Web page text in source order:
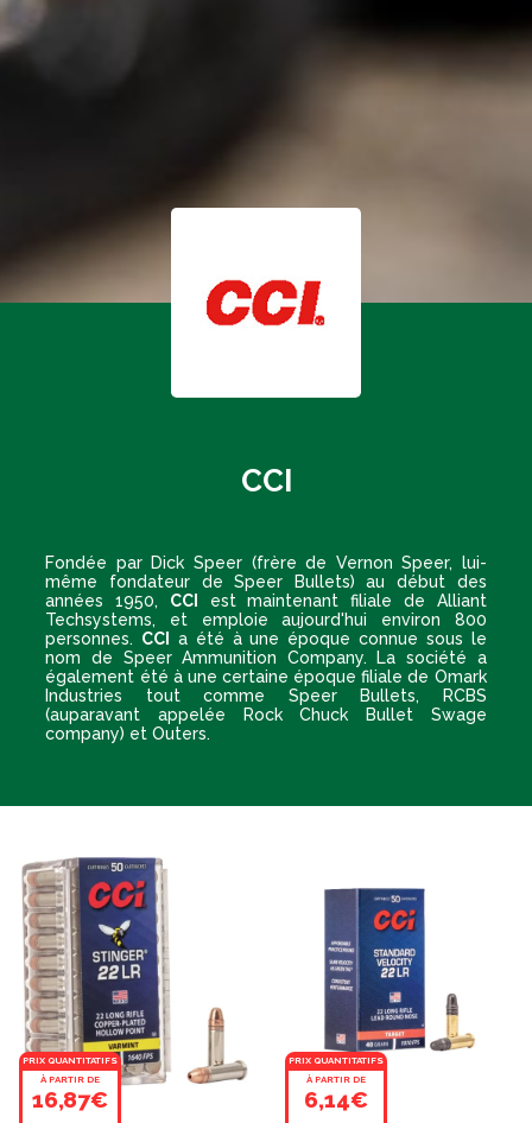
CCI
Fondée par Dick Speer (frère de Vernon Speer, lui-
même fondateur de Speer Bullets) au début des
années 1950, CCI
est maintenant filiale de Alliant
Techsystems, et emploie aujourd'hui environ 800
personnes. CCI
a été à une époque connue sous le
nom de Speer Ammunition Company. La société a
également été à une certaine époque filiale de Omark
Industries tout comme Speer Bullets, RCBS
(auparavant appelée Rock Chuck Bullet Swage
company) et Outers.
PRIX QUANTITATIFS
À PARTIR DE
16,87€
PRIX QUANTITATIFS
À PARTIR DE
6,14€